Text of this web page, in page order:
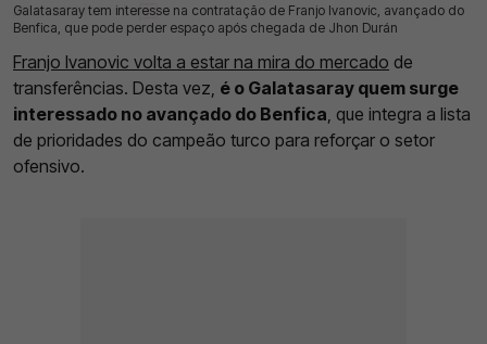
Galatasaray tem interesse na contratação de Franjo Ivanovic, avançado do
Benfica, que pode perder espaço após chegada de Jhon Durán
25 Jul 2026 | 17:44 | 0
Franjo Ivanovic volta a estar na mira do mercado de
transferências. Desta vez, é o Galatasaray quem surge
interessado no avançado do Benfica , que integra a lista
de prioridades do campeão turco para reforçar o setor
ofensivo.